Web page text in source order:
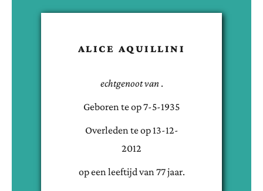
ALICE AQUILLINI
echtgenoot van .
Geboren teop7-5-1935
Overleden teop 13-12-
2012
op een leeftijd van 77jaar.